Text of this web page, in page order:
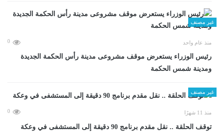
غير مصنف
منذ عام واحد 0
رئيس الوزراء يستعرض موقف مشروعى مدينة رأس الحكمة الجديدة
ومدينة شمس الحكمة
غير مصنف
منذ 11 شهرًا 0
توقف الحلقة .. نقل مقدم برنامج 90 دقيقة إلى المستشفى في وعكة